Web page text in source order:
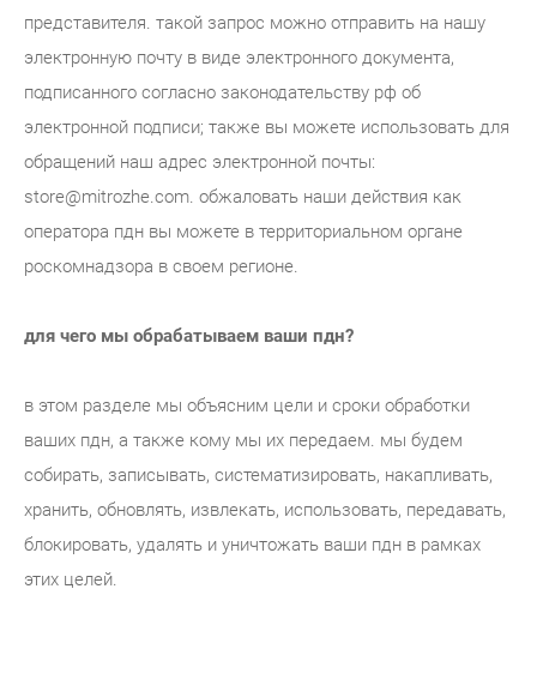
представителя. такой запрос можно отправить на нашу
электронную почту в виде электронного документа,
подписанного согласно законодательству рф об
электронной подписи; также вы можете использовать для
обращений наш адрес электронной почты:
store@mitrozhe.com. обжаловать наши действия как
оператора пдн вы можете в территориальном органе
роскомнадзора в своем регионе.
для чего мы обрабатываем ваши пдн?
в этом разделе мы объясним цели и сроки обработки
ваших пдн, а также кому мы их передаем. мы будем
собирать, записывать, систематизировать, накапливать,
хранить, обновлять, извлекать, использовать, передавать,
блокировать, удалять и уничтожать ваши пдн в рамках
этих целей.